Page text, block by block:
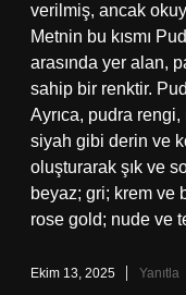
verilmiş, ancak
Metnin bu kısmı
arasında yer alan,
sahip bir renktir.
Ayrıca, pudra
siyah gibi derin ve
oluşturarak şık ve
beyaz; gri; krem ve
rose gold; nude ve
Ekim 13, 2025 Yanıtla